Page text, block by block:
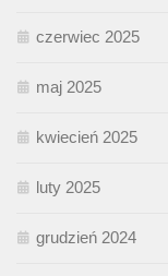
czerwiec 2025
maj 2025
kwiecień 2025
luty 2025
grudzień 2024